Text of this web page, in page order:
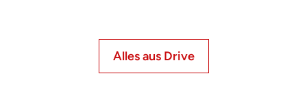
Alles aus Drive